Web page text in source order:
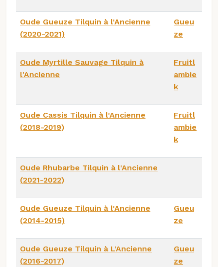
Oude Gueuze Tilquin à l'Ancienne
(2020-2021)
Gueu
ze
Oude Myrtille Sauvage Tilquin à
l'Ancienne
Fruitl
ambie
k
Oude Cassis Tilquin à l'Ancienne
(2018-2019)
Fruitl
ambie
k
Oude Rhubarbe Tilquin à l'Ancienne
(2021-2022)
Oude Gueuze Tilquin à l'Ancienne
(2014-2015)
Gueu
ze
Oude Gueuze Tilquin à L'Ancienne
(2016-2017)
Gueu
ze